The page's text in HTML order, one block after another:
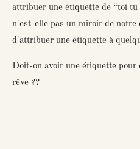
attribuer une étiquette de “toi tu
n'est-elle pas un miroir de notre
d'attribuer une étiquette à
Doit-on avoir une étiquette
rêve ??